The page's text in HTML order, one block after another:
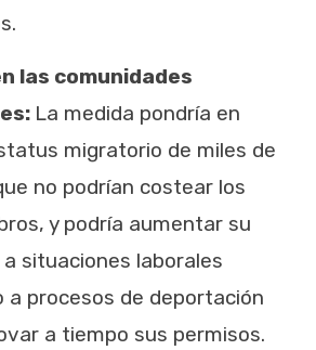
las comunidades
La medida pondría en
migratorio de miles de
no podrían costear los
y podría aumentar su
situaciones laborales
a procesos de deportación
a tiempo sus permisos.